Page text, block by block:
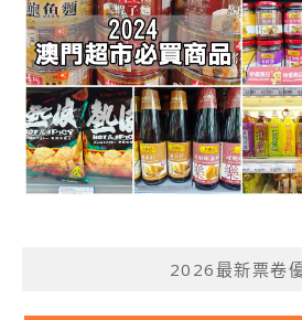
2026最新票卷